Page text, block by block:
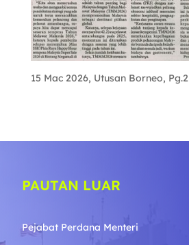
15 Mac 2026, Utusan Borneo, Pg.2
PAUTAN LUAR
Pejabat Perdana Menteri